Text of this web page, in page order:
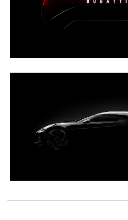
Adicionalmente partilhamos
utilização do nosso site de
parceiros e organizações na UE
consentimento e quando tal se
Realçamos que o bloqueio de
tecnologias similares pode ter
experiência de navegação no
disponibilizados.